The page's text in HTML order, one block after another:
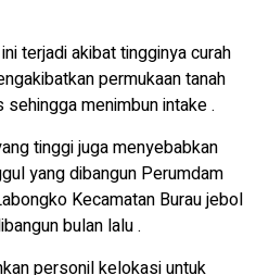
terjadi akibat tingginya curah
permukaan tanah
menimbun intake .
tinggi juga menyebabkan
yang dibangun Perumdam
Kecamatan Burau jebol
bulan lalu .
personil kelokasi untuk